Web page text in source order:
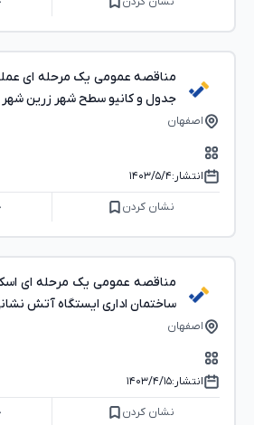
مناقصه عمومی یک مرحله ای
جدول و کانیو سطح شهر زرین شهر
اصفهان
انتشار:۱۴۰۳/۵/۴
نشان کردن
مناقصه عمومی یک مرحله ای
ساختمان اداری ایستگاه آتش نشانی شماره
اصفهان
انتشار:۱۴۰۳/۴/۱۵
نشان کردن